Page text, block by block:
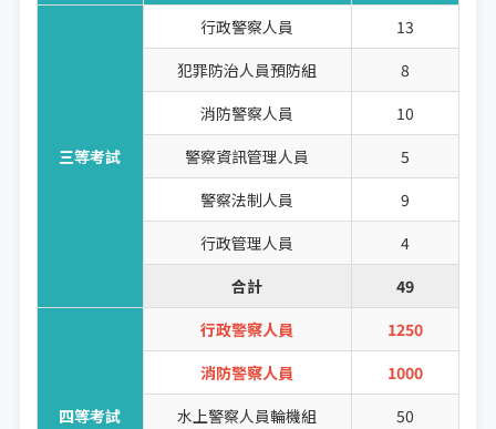
三等考試
行政警察人員
13
犯罪防治人員預防組
8
消防警察人員
10
警察資訊管理人員
5
警察法制人員
9
行政管理人員
4
合計
49
四等考試
行政警察人員
1250
消防警察人員
1000
水上警察人員輪機組
50